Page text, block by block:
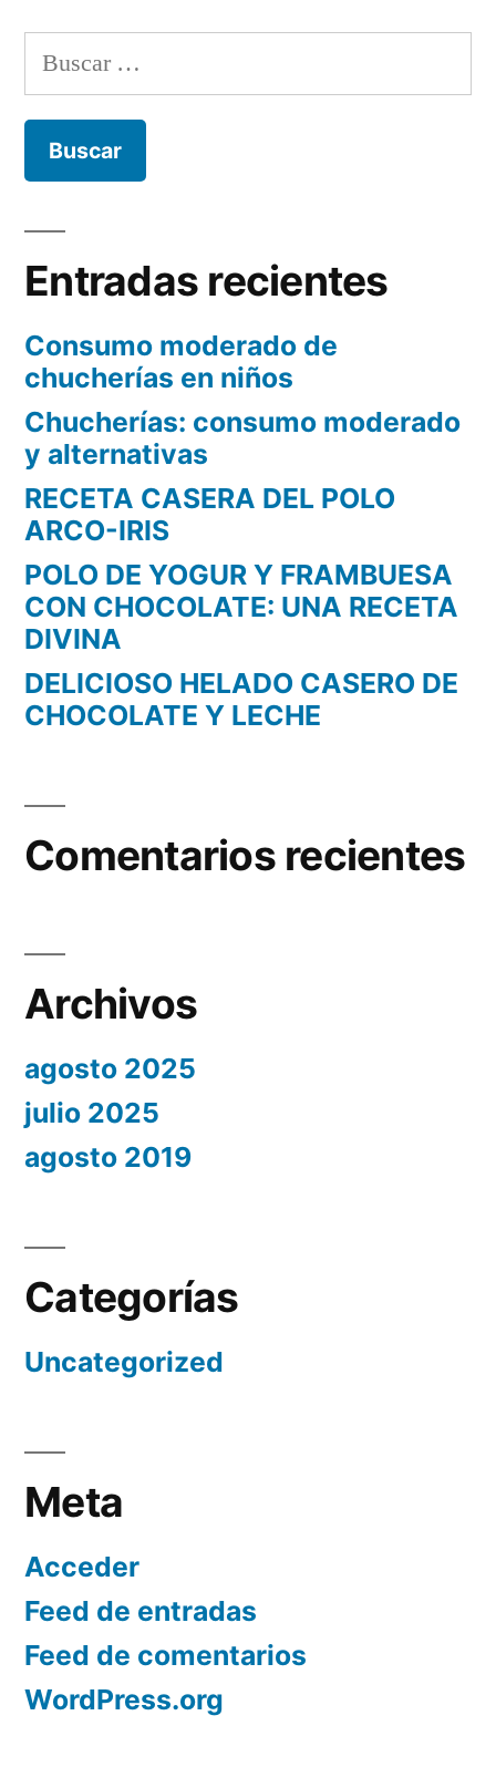
Buscar:
Entradas recientes
Consumo moderado de
chucherías en niños
Chucherías: consumo moderado
y alternativas
RECETA CASERA DEL POLO
ARCO-IRIS
POLO DE YOGUR Y FRAMBUESA
CON CHOCOLATE: UNA RECETA
DIVINA
DELICIOSO HELADO CASERO DE
CHOCOLATE Y LECHE
Comentarios recientes
Archivos
agosto 2025
julio 2025
agosto 2019
Categorías
Uncategorized
Meta
Acceder
Feed de entradas
Feed de comentarios
WordPress.org